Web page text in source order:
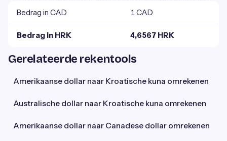
Bedrag in CAD 1 CAD
Bedrag in HRK 4,6567 HRK
Gerelateerde rekentools
Amerikaanse dollar naar Kroatische kuna omrekenen
Australische dollar naar Kroatische kuna omrekenen
Amerikaanse dollar naar Canadese dollar omrekenen